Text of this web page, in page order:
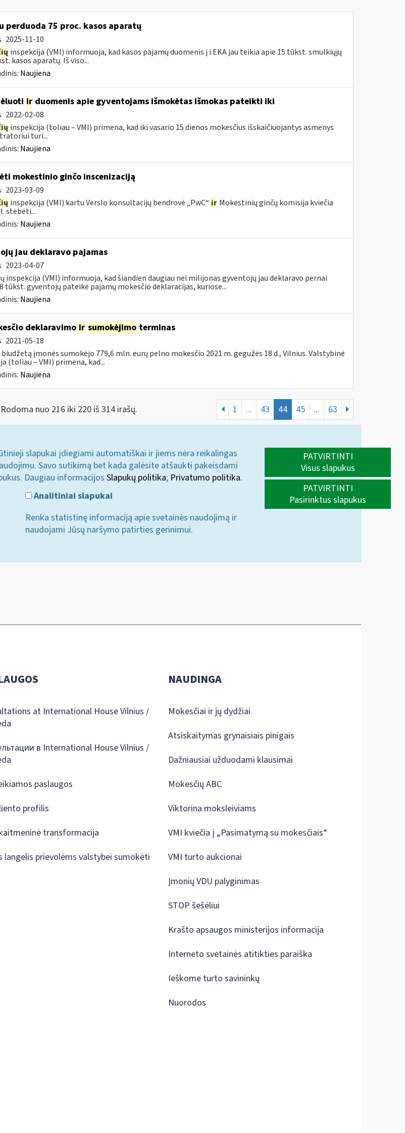
perduoda 75 proc. kasos aparatų
2025-11-10
inspekcija (VMI) informuoja, kad kasos pajamų duomenis į i.EKA jau teikia apie 15 tūkst. smulkiųjų
kasos aparatų. Iš viso...
Naujiena
irduomenis apie gyventojams išmokėtas išmokas pateikti iki
2022-02-08
inspekcija (toliau – VMI) primena, kad iki vasario 15 dienos mokesčius išskaičiuojantys asmenys
turi...
Naujiena
mokestinio ginčo inscenizaciją
2023-03-09
inspekcija (VMI) kartu Verslo konsultacijų bendrovė „PwC“ ir Mokestinių ginčų komisija kviečia
stebėti...
Naujiena
jau deklaravo pajamas
2023-04-07
inspekcija (VMI) informuoja, kad šiandien daugiau nei milijonas gyventojų jau deklaravo pernai
tūkst. gyventojų pateikė pajamų mokesčio deklaracijas, kuriose...
Naujiena
deklaravimo ir sumokėjimo terminas
2021-05-18
įmonės sumokėjo 779,6 mln. eurų pelno mokesčio 2021 m. gegužės 18 d., Vilnius. Valstybinė
(toliau – VMI) primena, kad...
Naujiena
Rodoma nuo 216 iki 220 iš 314 irašų. 1 ... 43 44 45 ... 63
slapukai įdiegiami automatiškai ir jiems nėra reikalingas
Savo sutikimą bet kada galėsite atšaukti pakeisdami
Daugiau informacijos Slapukų politika; Privatumo politika.
Analitiniai slapukai
Renka statistinę informaciją apie svetainės naudojimą ir
naudojami Jūsų naršymo patirties gerinimui.
PATVIRTINTI
Visus slapukus
PATVIRTINTI
Pasirinktus slapukus
at International House Vilnius /
в International House Vilnius /
paslaugos
profilis
transformacija
langelis prievolėms valstybei sumokėti
NAUDINGA
Mokesčiai ir jų dydžiai
Atsiskaitymas grynaisiais pinigais
Dažniausiai užduodami klausimai
Mokesčių ABC
Viktorina moksleiviams
VMI kviečia į „Pasimatymą su mokesčiais“
VMI turto aukcionai
Įmonių VDU palyginimas
STOP šešėliui
Krašto apsaugos ministerijos informacija
Interneto svetainės atitikties paraiška
Ieškome turto savininkų
Nuorodos